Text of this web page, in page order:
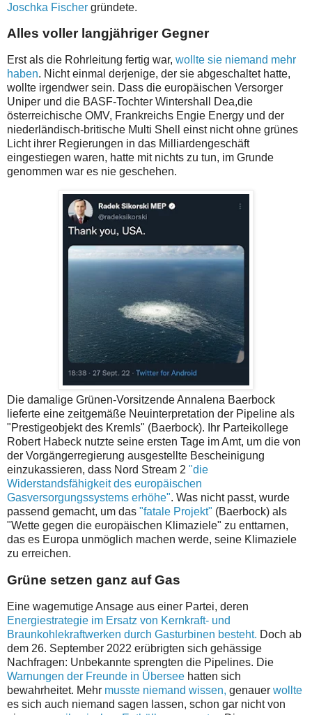
Joschka Fischer gründete.
Alles voller langjähriger Gegner
Erst als die Rohrleitung fertig war, wollte sie niemand mehr
haben. Nicht einmal derjenige, der sie abgeschaltet hatte,
wollte irgendwer sein. Dass die europäischen Versorger
Uniper und die BASF-Tochter Wintershall Dea,die
österreichische OMV, Frankreichs Engie Energy und der
niederländisch-britische Multi Shell einst nicht ohne grünes
Licht ihrer Regierungen in das Milliardengeschäft
eingestiegen waren, hatte mit nichts zu tun, im Grunde
genommen war es nie geschehen.
Die damalige Grünen-Vorsitzende Annalena Baerbock
lieferte eine zeitgemäße Neuinterpretation der Pipeline als
"Prestigeobjekt des Kremls" (Baerbock). Ihr Parteikollege
Robert Habeck nutzte seine ersten Tage im Amt, um die von
der Vorgängerregierung ausgestellte Bescheinigung
einzukassieren, dass Nord Stream 2 "die
Widerstandsfähigkeit des europäischen
Gasversorgungssystems erhöhe". Was nicht passt, wurde
passend gemacht, um das "fatale Projekt" (Baerbock) als
"Wette gegen die europäischen Klimaziele" zu enttarnen,
das es Europa unmöglich machen werde, seine Klimaziele
zu erreichen.
Grüne setzen ganz auf Gas
Eine wagemutige Ansage aus einer Partei, deren
Energiestrategie im Ersatz von Kernkraft- und
Braunkohlekraftwerken durch Gasturbinen besteht. Doch ab
dem 26. September 2022 erübrigten sich gehässige
Nachfragen: Unbekannte sprengten die Pipelines. Die
Warnungen der Freunde in Übersee hatten sich
bewahrheitet. Mehr musste niemand wissen, genauer wollte
es sich auch niemand sagen lassen, schon gar nicht von